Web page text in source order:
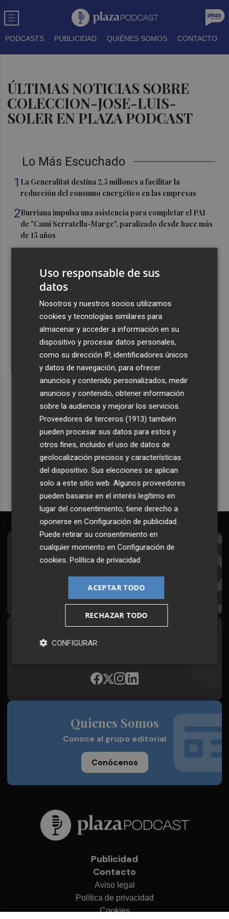
PODCASTS PUBLICIDAD QUIÉNES SOMOS CONTACTO
ÚLTIMAS NOTICIAS SOBRE
COLECCION-JOSE-LUIS-
SOLER EN PLAZA PODCAST
Lo Más Escuchado
1 La Generalitat destina 2,5 millones a facilitar la
reducción del consumo energético en las empresas
2Burriana impulsa una asistencia para completar el PAI
de "Camí Serratella-Marge", paralizado desde hace más
de 15 años
euros de Carrasco"
obras de reforma de la tenencia de alcaldía sur
Castelló acelera el montaje de la infraestructura en las
playas y el Planetari del eclipse para convertirlo en "un
evento histórico"
Recibe toda la actualidad de
Plaza Podcast en tu correo
Quiero suscribirme
Suscríbete al Boletín
¡Quiero suscribirme!
Síguenos en redes
Quienes Somos
Conoce al grupo editorial
Conócenos
Publicidad
Contacto
Aviso legal
Política de privacidad
Cookies
Uso responsable de sus
datos
Nosotros y nuestros socios utilizamos
cookies y tecnologías similares para
almacenar y acceder a información en su
dispositivo y procesar datos personales,
como su dirección IP, identificadores únicos
y datos de navegación, para ofrecer
anuncios y contenido personalizados, medir
anuncios y contenido, obtener información
sobre la audiencia y mejorar los servicios.
Proveedores de terceros (1913) también
pueden procesar sus datos para estos y
otros fines, incluido el uso de datos de
geolocalización precisos y características
del dispositivo. Sus elecciones se aplican
solo a este sitio web. Algunos proveedores
pueden basarse en el interés legítimo en
lugar del consentimiento; tiene derecho a
oponerse enConfiguración de publicidad.
Puede retirar su consentimiento en
cualquier momento enConfiguración de
cookies.Política de privacidad
ACEPTAR TODO
RECHAZAR TODO
CONFIGURAR